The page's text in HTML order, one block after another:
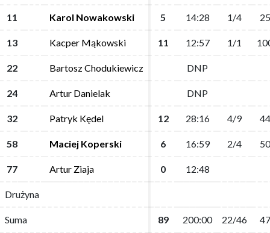
11 Karol Nowakowski 5 14:28 1/4
13 Kacper Mąkowski 11 12:57 1/1
22 Bartosz Chodukiewicz DNP
24 Artur Danielak DNP
32 Patryk Kędel 12 28:16 4/9
58 Maciej Koperski 6 16:59 2/4
77 Artur Ziaja 0 12:48
Drużyna
Suma 89 200:00 22/46
11 Karol Nowakowski 5 14:28 1/4
13 Kacper Mąkowski 11 12:57 1/1
22 Bartosz Chodukiewicz DNP
24 Artur Danielak DNP
32 Patryk Kędel 12 28:16 4/9
58 Maciej Koperski 6 16:59 2/4
77 Artur Ziaja 0 12:48
Drużyna
Suma 89 200:00 22/46